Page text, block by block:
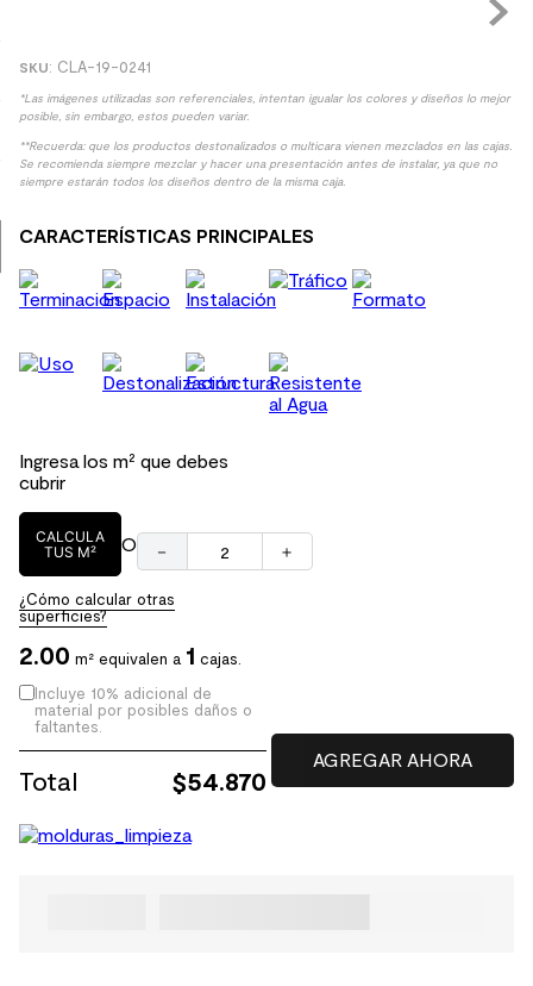
10. columna ducha
: CLA-19-0241
*Las imágenes utilizadas son referenciales, intentan igualar los colores y diseños lo mejor
posible, sin embargo, estos pueden variar.
**Recuerda: que los productos destonalizados o multicara vienen mezclados en las cajas.
Se recomienda siempre mezclar y hacer una presentación antes de instalar, ya que no
siempre estarán todos los diseños dentro de la misma caja.
CARACTERÍSTICAS PRINCIPALES
Ingresa los m² que debes
cubrir
CALCULA
TUS M²
O ＋
－
¿Cómo calcular otras
superficies?
2.00 m² equivalen a 1 cajas.
Incluye 10% adicional de
material por posibles daños o
faltantes.
Total $54.870